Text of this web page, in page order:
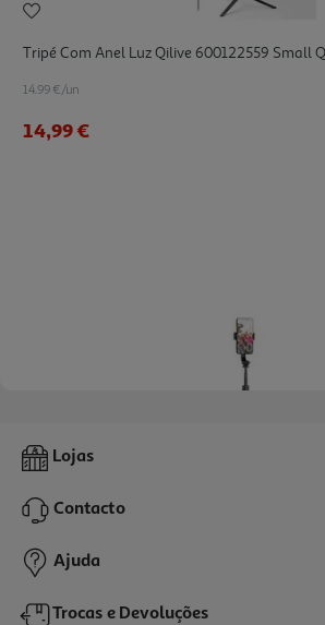
Tripé Com Anel Luz Qilive 600122559 Small
14.99 €/un
14,99 €
Selfie Stick Qilive Q.8875 Bluetooth
9,99 €
Lojas
Contacto
Ajuda
Trocas e Devoluções